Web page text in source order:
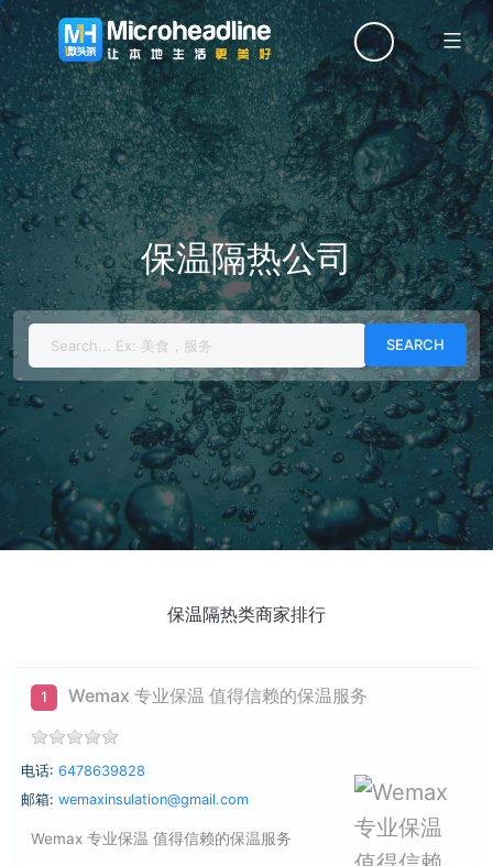
Menu
保温隔热公司
Search
for:
保温隔热类商家排行
1 Wemax 专业保温 值得信赖的保温服务
电话: 6478639828
邮箱: wemaxinsulation@gmail.com
Wemax 专业保温 值得信赖的保温服务